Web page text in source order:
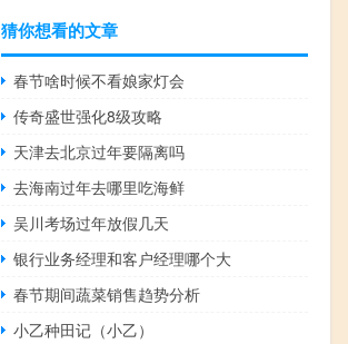
猜你想看的文章
春节啥时候不看娘家灯会
传奇盛世强化8级攻略
天津去北京过年要隔离吗
去海南过年去哪里吃海鲜
吴川考场过年放假几天
银行业务经理和客户经理哪个大
春节期间蔬菜销售趋势分析
小乙种田记（小乙）